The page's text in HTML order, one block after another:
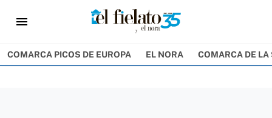
menu
COMARCA PICOS DE EUROPA EL NORA COMARCA DE LA